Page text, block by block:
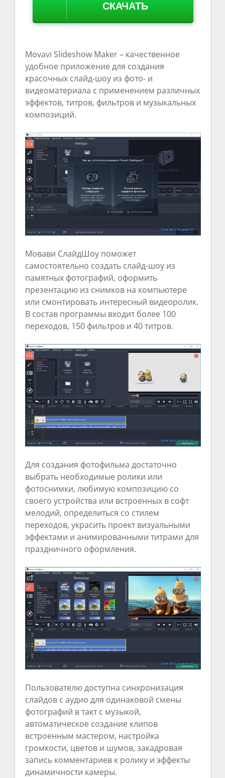
СКАЧАТЬ
Movavi Slideshow Maker – качественное
удобное приложение для создания
красочных слайд-шоу из фото- и
видеоматериала с применением различных
эффектов, титров, фильтров и музыкальных
композиций.
Мовави СлайдШоу поможет
самостоятельно создать слайд-шоу из
памятных фотографий, оформить
презентацию из снимков на компьютере
или смонтировать интересный видеоролик.
В состав программы входит более 100
переходов, 150 фильтров и 40 титров.
Для создания фотофильма достаточно
выбрать необходимые ролики или
фотоснимки, любимую композицию со
своего устройства или встроенных в софт
мелодий, определиться со стилем
переходов, украсить проект визуальными
эффектами и анимированными титрами для
праздничного оформления.
Пользователю доступна синхронизация
слайдов с аудио для одинаковой смены
фотографий в такт с музыкой,
автоматическое создание клипов
встроенным мастером, настройка
громкости, цветов и шумов, закадровая
запись комментариев к ролику и эффекты
динамичности камеры.